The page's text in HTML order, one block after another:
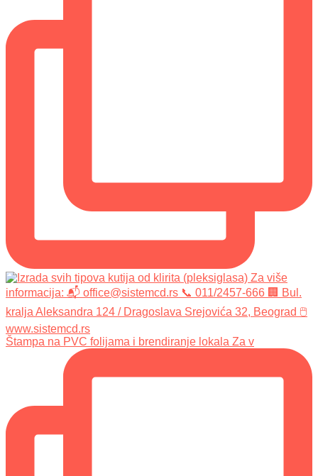
Štampa na PVC folijama i brendiranje lokala Za v